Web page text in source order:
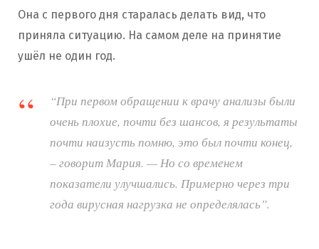
Она с первого дня старалась делать вид, что
приняла ситуацию. На самом деле на принятие
ушёл не один год.
“При первом обращении к врачу анализы были
очень плохие, почти без шансов, я результаты
почти наизусть помню, это был почти конец,
– говорит Мария. — Но со временем
показатели улучшались. Примерно через три
года вирусная нагрузка не определялась”.